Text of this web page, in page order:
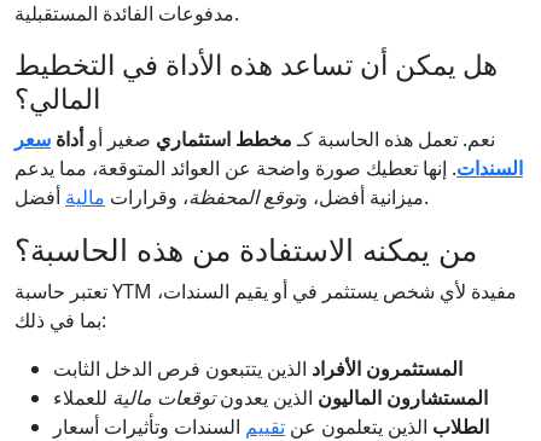
مدفوعات الفائدة المستقبلية.
هل يمكن أن تساعد هذه الأداة في التخطيط
المالي؟
نعم. تعمل هذه الحاسبة كـمخطط استثماري صغير أوأداة سعر
السندات. إنها تعطيك صورة واضحة عن العوائد المتوقعة، مما يدعم
ميزانية أفضل، وتوقع المحفظة، وقرارات مالية أفضل.
من يمكنه الاستفادة من هذه الحاسبة؟
تعتبر حاسبة YTM مفيدة لأي شخص يستثمر في أو يقيم السندات،
بما في ذلك:
المستثمرون الأفراد الذين يتتبعون فرص الدخل الثابت
المستشارون الماليون الذين يعدونتوقعات مالية للعملاء
الطلاب الذين يتعلمون عن تقييم السندات وتأثيرات أسعار